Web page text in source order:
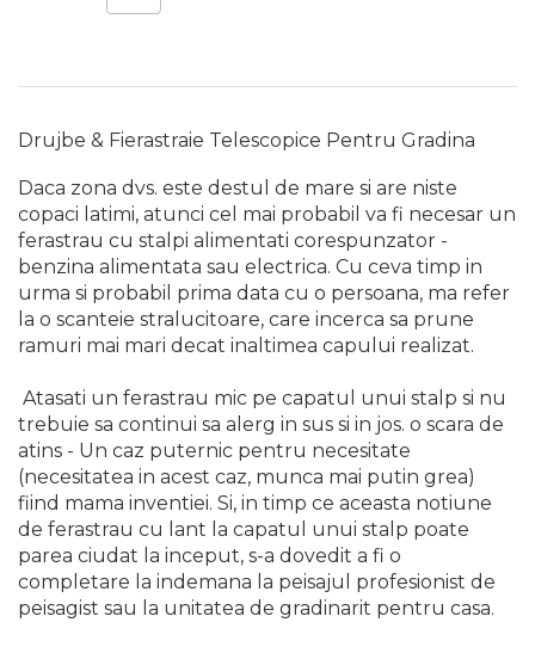
Intretinere & Cosmetica
Scule pentru coloana de
esapament
Scule de Mana
Surubelnite
Scule Tamplarie
Accesorii Pentru Taiat,
Truse Scule
Baroase
Set Biti
Adaptoare Pentru Biti
Indoit Tevi
Ciocane Profesionale
Drujbe & Fierastraie Telescopice Pentru Gradina
Daca zona dvs. este destul de mare si are niste
copaci latimi, atunci cel mai probabil va fi necesar un
ferastrau cu stalpi alimentati corespunzator -
benzina alimentata sau electrica. Cu ceva timp in
urma si probabil prima data cu o persoana, ma refer
la o scanteie stralucitoare, care incerca sa prune
ramuri mai mari decat inaltimea capului realizat.
Atasati un ferastrau mic pe capatul unui stalp si nu
trebuie sa continui sa alerg in sus si in jos. o scara de
atins - Un caz puternic pentru necesitate
(necesitatea in acest caz, munca mai putin grea)
fiind mama inventiei. Si, in timp ce aceasta notiune
de ferastrau cu lant la capatul unui stalp poate
parea ciudat la inceput, s-a dovedit a fi o
completare la indemana la peisajul profesionist de
peisagist sau la unitatea de gradinarit pentru casa.